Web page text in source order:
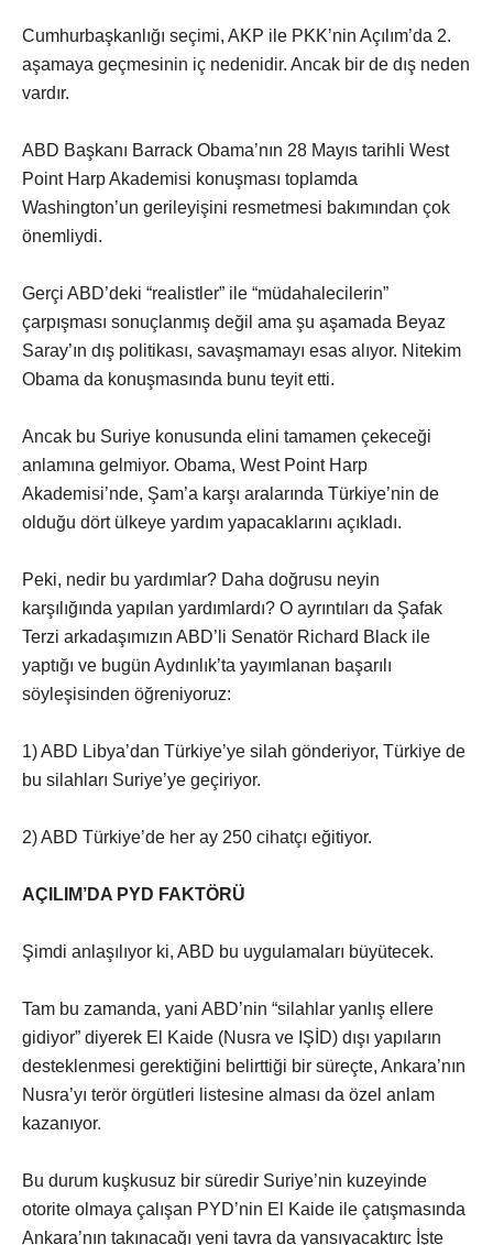
Cumhurbaşkanlığı seçimi, AKP ile PKK’nin Açılım’da 2.
aşamaya geçmesinin iç nedenidir. Ancak bir de dış neden
vardır.
ABD Başkanı Barrack Obama’nın 28 Mayıs tarihli West
Point Harp Akademisi konuşması toplamda
Washington’un gerileyişini resmetmesi bakımından çok
önemliydi.
Gerçi ABD’deki “realistler” ile “müdahalecilerin”
çarpışması sonuçlanmış değil ama şu aşamada Beyaz
Saray’ın dış politikası, savaşmamayı esas alıyor. Nitekim
Obama da konuşmasında bunu teyit etti.
Ancak bu Suriye konusunda elini tamamen çekeceği
anlamına gelmiyor. Obama, West Point Harp
Akademisi’nde, Şam’a karşı aralarında Türkiye’nin de
olduğu dört ülkeye yardım yapacaklarını açıkladı.
Peki, nedir bu yardımlar? Daha doğrusu neyin
karşılığında yapılan yardımlardı? O ayrıntıları da Şafak
Terzi arkadaşımızın ABD’li Senatör Richard Black ile
yaptığı ve bugün Aydınlık’ta yayımlanan başarılı
söyleşisinden öğreniyoruz:
1) ABD Libya’dan Türkiye’ye silah gönderiyor, Türkiye de
bu silahları Suriye’ye geçiriyor.
2) ABD Türkiye’de her ay 250 cihatçı eğitiyor.
AÇILIM’DA PYD FAKTÖRÜ
Şimdi anlaşılıyor ki, ABD bu uygulamaları büyütecek.
Tam bu zamanda, yani ABD’nin “silahlar yanlış ellere
gidiyor” diyerek El Kaide (Nusra ve IŞİD) dışı yapıların
desteklenmesi gerektiğini belirttiği bir süreçte, Ankara’nın
Nusra’yı terör örgütleri listesine alması da özel anlam
kazanıyor.
Bu durum kuşkusuz bir süredir Suriye’nin kuzeyinde
otorite olmaya çalışan PYD’nin El Kaide ile çatışmasında
Ankara’nın takınacağı yeni tavra da yansıyacaktırç İşte